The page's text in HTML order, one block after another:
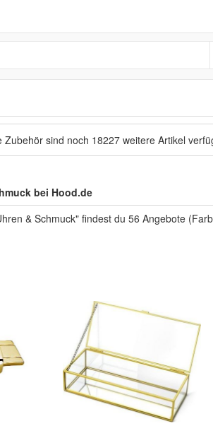
Zubehör sind noch 18227 weitere Artikel
bei Hood.de
& Schmuck" findest du 56 Angebote